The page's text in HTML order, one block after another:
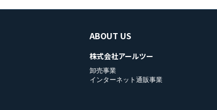
ABOUT US
株式会社アールツー
卸売事業
インターネット通販事業